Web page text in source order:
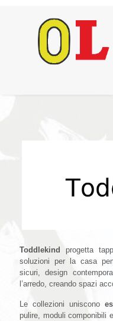
Toddlekind
progetta
soluzioni per la casa
sicuri, design
l’arredo, creando spazi
Le collezioni uniscono
pulire, moduli componibili